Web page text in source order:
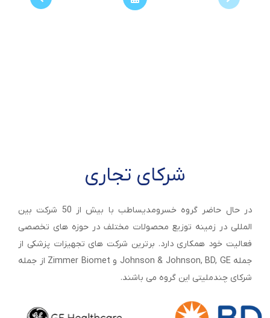
شرکای تجاری
در حال حاضر گروه خسرومدیساطب با بیش از 50 شرکت بین
المللی در زمینه توزیع محصولات مختلف در حوزه های تخصصی
فعالیت خود همکاری دارد. برترین شرکت های تجهیزات پزشکی از
جمله Johnson & Johnson, BD, GE و Zimmer Biomet از جمله
شرکای چندملیتی این گروه می باشند.